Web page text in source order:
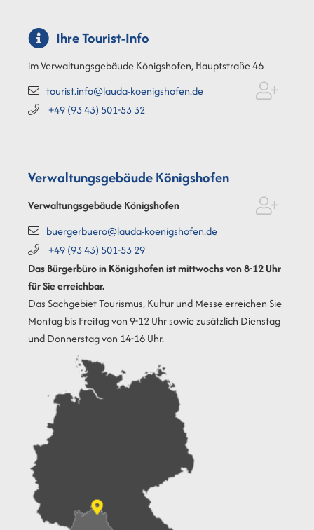
Ihre Tourist-Info
im Verwaltungsgebäude Königshofen, Hauptstraße 46
tourist.info@lauda-koenigshofen.de
+49 (9343) 501-5332
Verwaltungsgebäude Königshofen
Verwaltungsgebäude Königshofen
buergerbuero@lauda-koenigshofen.de
+49 (9343) 501-5329
Das Bürgerbüro in Königshofen ist mittwochs von 8-12 Uhr
für Sie erreichbar.
Das Sachgebiet Tourismus, Kultur und Messe erreichen Sie
Montag bis Freitag von 9-12 Uhr sowie zusätzlich Dienstag
und Donnerstag von 14-16 Uhr.